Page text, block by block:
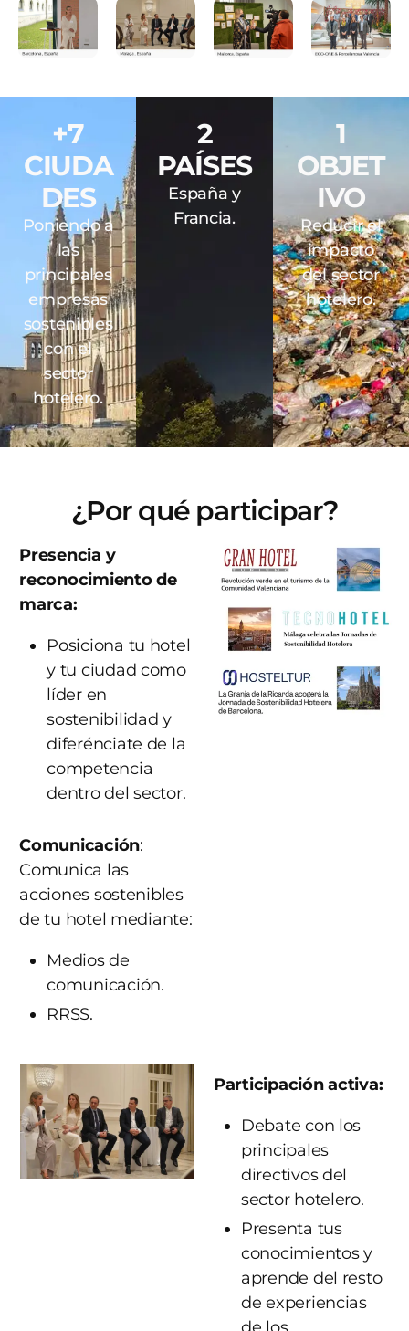
+7
CIUDA
DES
Poniendo a
las
principales
empresas
sostenibles
con el
sector
hotelero.
2
PAÍSES
España y
Francia.
1
OBJET
IVO
Reducir el
impacto
del sector
hotelero.
¿Por qué participar?
Presencia y
reconocimiento de
marca:
Posiciona tu hotel
y tu ciudad como
líder en
sostenibilidad y
diferénciate de la
competencia
dentro del sector.
Comunicación:
Comunica las
acciones sostenibles
de tu hotel mediante:
Medios de
comunicación.
RRSS.
Participación activa:
Debate con los
principales
directivos del
sector hotelero.
Presenta tus
conocimientos y
aprende del resto
de experiencias